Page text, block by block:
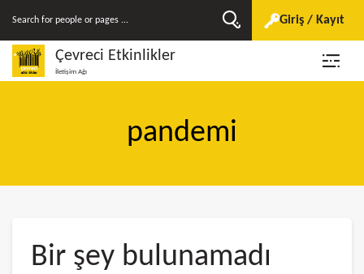
Giriş / Kayıt
Çevreci Etkinlikler
İletişim Ağı
pandemi
Bir şey bulunamadı